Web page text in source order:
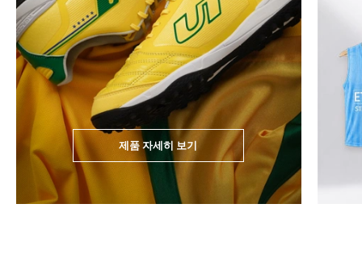
제품 자세히 보기